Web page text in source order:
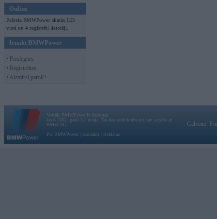
Online
Pašreiz BMWPower skatās 125
viesi un 4 reģistrēti lietotāji.
Ienākt BMWPower
• Pieslēgties
• Reģistrēties
• Aizmirsi paroli?
Vortāls BMWPower.lv darbojas
kopš 2002. gada 14. maija. Tas nav auto klubs un nav saistīts ar
BMW AG.
Par BMWPower
Kontakti Reklāma
Galvena